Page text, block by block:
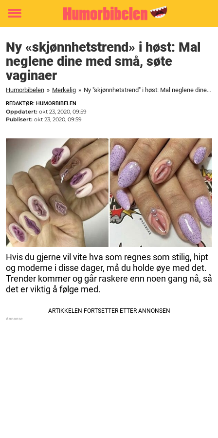
Toggle
Ny «skjønnhetstrend» i høst: Mal
neglene dine med små, søte
vaginaer
Humorbibelen » Merkelig » Ny "skjønnhetstrend" i høst: Mal neglene dine med små, søte vaginaer
REDAKTØR: HUMORBIBELEN
Oppdatert: okt 23, 2020, 09:59
Publisert: okt 23, 2020, 09:59
Hvis du gjerne vil vite hva som regnes som stilig, hipt
og moderne i disse dager, må du holde øye med det.
Trender kommer og går raskere enn noen gang nå, så
det er viktig å følge med.